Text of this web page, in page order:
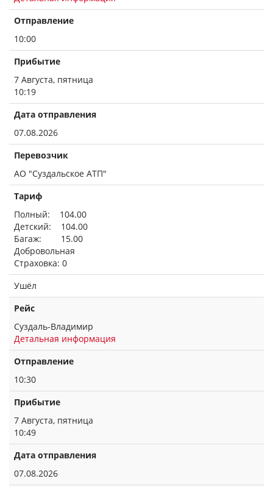
Отправление
10:00
Прибытие
7 Августа, пятница
10:19
Дата отправления
07.08.2026
Перевозчик
АО "Суздальское АТП"
Тариф
Полный: 104.00
Детский: 104.00
Багаж: 15.00
Добровольная
Страховка: 0
Ушёл
Рейс
Суздаль-Владимир
Детальная информация
Отправление
10:30
Прибытие
7 Августа, пятница
10:49
Дата отправления
07.08.2026